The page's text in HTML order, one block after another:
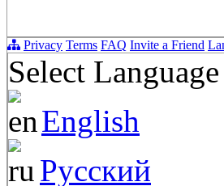
Privacy Terms FAQ Invite a Friend
Select Language
English
Русский